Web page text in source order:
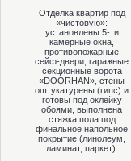
Отделка квартир под
«чистовую»:
установлены 5-ти
камерные окна,
противопожарные
сейф-двери, гаражные
секционные ворота
«DOORHAN», стены
оштукатурены (гипс) и
готовы под оклейку
обоями, выполнена
стяжка пола под
финальное напольное
покрытие (линолеум,
ламинат, паркет).